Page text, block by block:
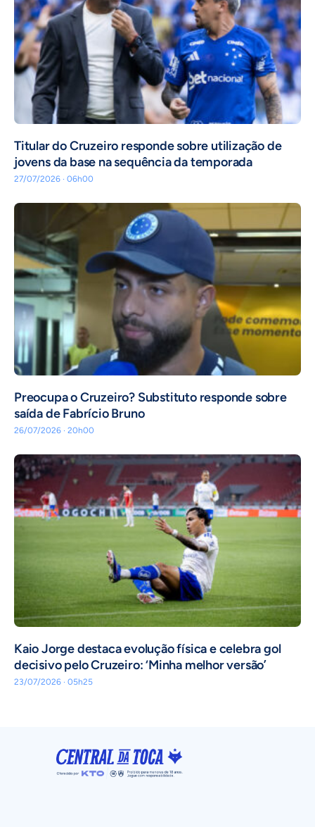
Titular do Cruzeiro responde sobre utilização de
jovens da base na sequência da temporada
27/07/2026 · 06h00
Preocupa o Cruzeiro? Substituto responde sobre
saída de Fabrício Bruno
26/07/2026 · 20h00
Kaio Jorge destaca evolução física e celebra gol
decisivo pelo Cruzeiro: ‘Minha melhor versão’
23/07/2026 · 05h25